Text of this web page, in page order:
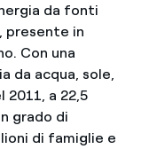
da fonti
presente in
Con una
da acqua, sole,
a 22,5
grado di
di famiglie e